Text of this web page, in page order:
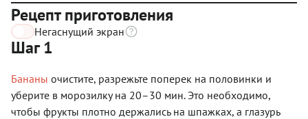
Рецепт приготовления
Негаснущий экран
Шаг 1
Бананы очистите, разрежьте поперек на половинки и
уберите в морозилку на 20–30 мин. Это необходимо,
чтобы фрукты плотно держались на шпажках, а глазурь